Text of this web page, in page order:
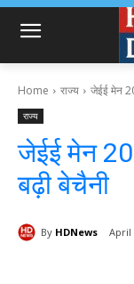
Home राज्य जेईई मेन
राज्य
जेईई मेन
बढ़ी बेचैनी
By HDNews April